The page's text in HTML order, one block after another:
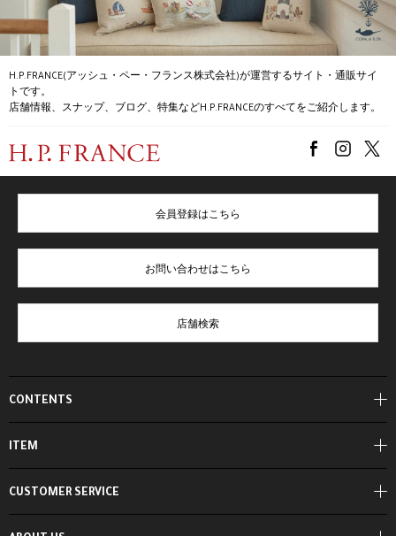
H.P.FRANCE(アッシュ・ペー・フランス株式会社)が運営するサイト・通販サイ
トです。
店舗情報、スナップ、ブログ、特集などH.P.FRANCEのすべてをご紹介します。
CONTENTS
ITEM
会員登録はこちら
お問い合わせはこちら
店舗検索
CUSTOMER SERVICE